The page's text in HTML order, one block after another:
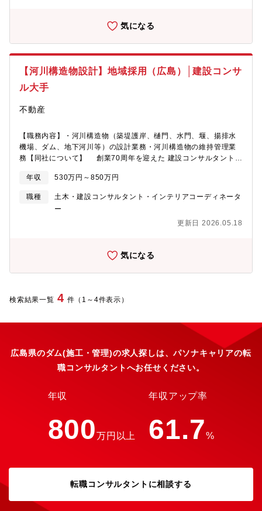
ため、安定した需要が見込まれています。安定した企業であり、
均取得日数54日・プラチナくるみん認定／イクボス企業同盟
気になる
【河川構造物設計】地域採用（広島）│建設コンサ
ル大手
不動産
【職務内容】・河川構造物（築堤護岸、樋門、水門、堰、揚排水
機場、ダム、地下河川等）の設計業務・河川構造物の維持管理業
務【同社について】 創業70周年を迎えた 建設コンサルタント業
スに対する地域の課題や将来あるべき姿について、法律や条例、
さらに安全性や利便性、環境への配慮などを加味しながら最適解
を提案するプロフェッショナルを指します。橋梁、道路、鉄道、
督、維持管理までを支援しています。～安定性のある優良企業で
続的に行われるため、安定した需要が見込まれています。安定し
性）：76.3% ※平均取得日数54日・プラチナくるみん認定／イク
年収 530万円～850万円
職種
土木・建設コンサルタント・インテリアコーディネータ
ー
更新日 2026.05.18
気になる
検索結果一覧 4 件（1～4件表示）
広島県のダム(施工・管理)の求人探しは、パソナキャリアの転
職コンサルタントへお任せください。
年収
800万円以上
年収アップ率
61.7%
転職コンサルタントに相談する